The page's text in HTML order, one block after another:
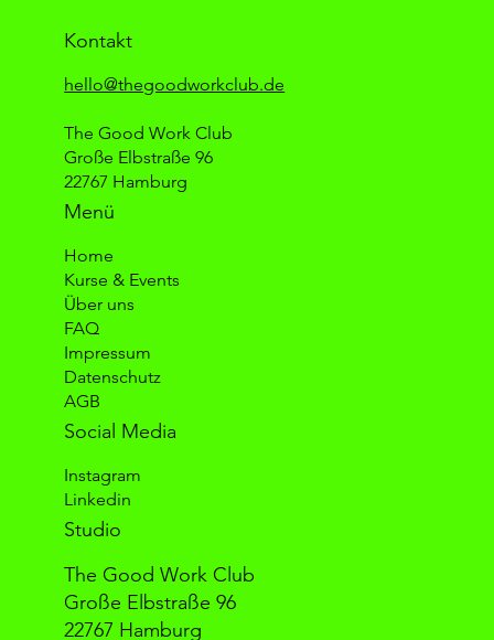
Kontakt
hello@thegoodworkclub.de
The Good Work Club
Große Elbstraße 96
22767 Hamburg
Menü
Home
Kurse & Events
Über uns
FAQ
Impressum
Datenschutz
AGB
Social Media
Instagram
Linkedin
Studio
The Good Work Club
Große Elbstraße 96
22767 Hamburg